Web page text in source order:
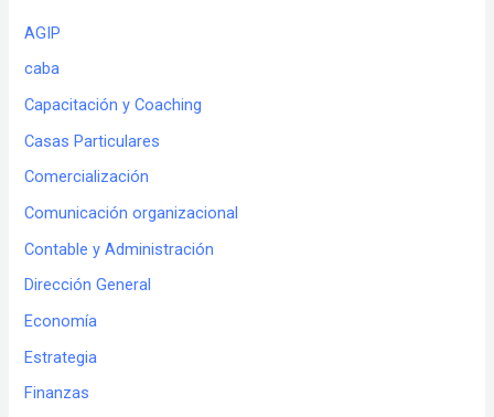
AGIP
caba
Capacitación y Coaching
Casas Particulares
Comercialización
Comunicación organizacional
Contable y Administración
Dirección General
Economía
Estrategia
Finanzas